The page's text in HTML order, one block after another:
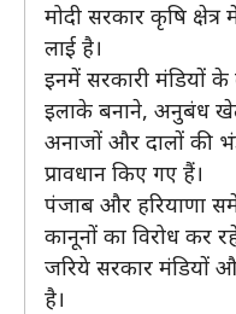
मोदी सरकार कृषि
लाई है।
इनमें सरकारी मंडियों के
इलाके बनाने, अनुबंध
अनाजों और दालों की
प्रावधान किए गए हैं।
पंजाब और हरियाणा
कानूनों का विरोध कर
जरिये सरकार मंडियों
है।